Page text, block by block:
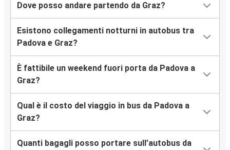
Dove posso andare partendo da Graz?
Esistono collegamenti notturni in autobus tra
Padova e Graz?
È fattibile un weekend fuori porta da Padova a
Graz?
Qual è il costo del viaggio in bus da Padova a
Graz?
Quanti bagagli posso portare sull’autobus da